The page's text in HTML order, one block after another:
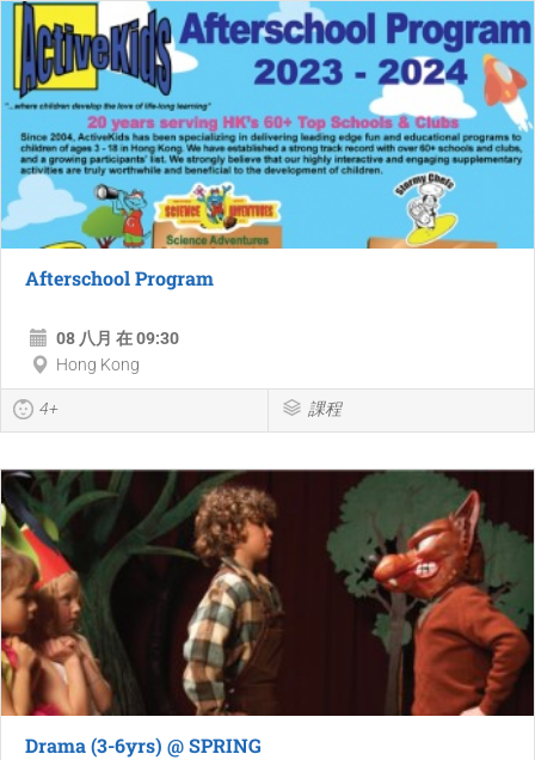
Afterschool Program
08 八月 在 09:30
Hong Kong
4+ 課程
Drama (3-6yrs) @ SPRING